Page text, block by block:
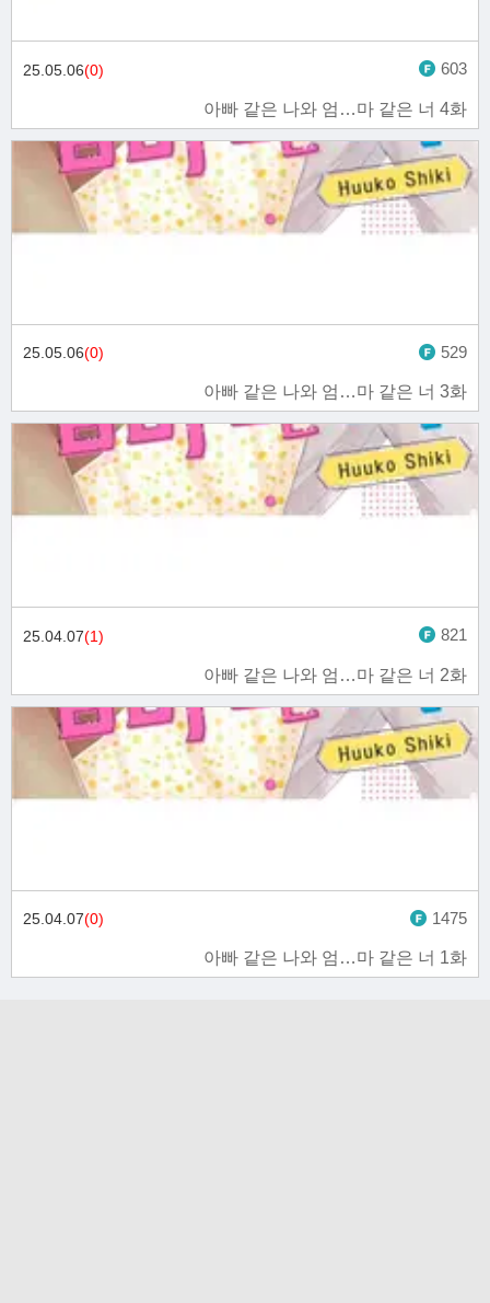
아빠 같은 나와 엄…마 같은 너 4화
25.05.06(0) 603
아빠 같은 나와 엄…마 같은 너 3화
25.05.06(0) 529
아빠 같은 나와 엄…마 같은 너 2화
25.04.07(1) 821
아빠 같은 나와 엄…마 같은 너 1화
25.04.07(0) 1475